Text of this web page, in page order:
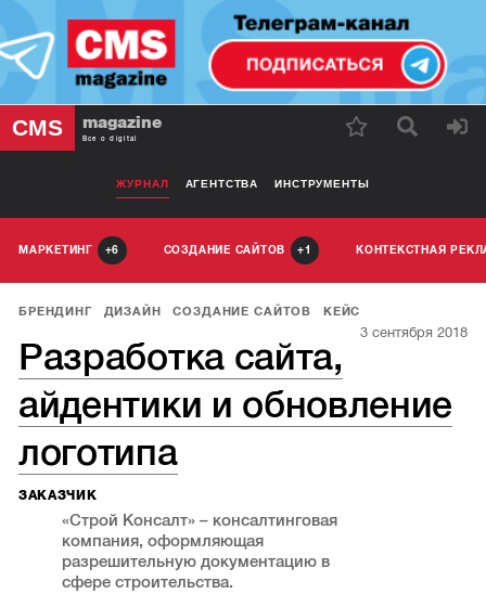
CMS magazine
Все о digital
ЖУРНАЛ АГЕНТСТВА ИНСТРУМЕНТЫ
МАРКЕТИНГ 6 СОЗДАНИЕ САЙТОВ 1 КОНТЕКСТНАЯ
БРЕНДИНГ ДИЗАЙН СОЗДАНИЕ САЙТОВ КЕЙС
3 сентября 2018
Разработка сайта,
айдентики и обновление
логотипа
ЗАКАЗЧИК
«Строй Консалт» – консалтинговая
компания, оформляющая
разрешительную документацию в
сфере строительства.